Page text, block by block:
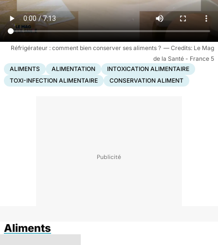
Réfrigérateur : comment bien conserver ses aliments ?
Le Mag
de la Santé - France 5
ALIMENTS
ALIMENTATION
INTOXICATION ALIMENTAIRE
TOXI-INFECTION ALIMENTAIRE
CONSERVATION ALIMENT
Aliments